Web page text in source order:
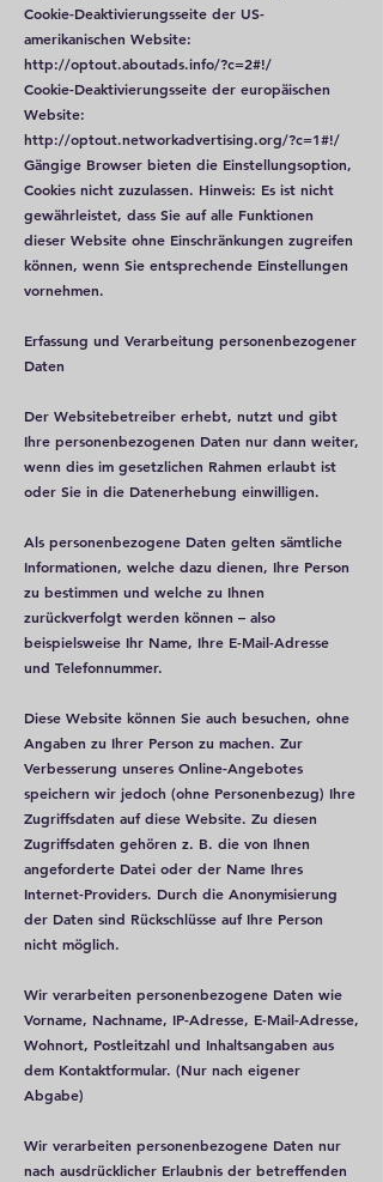
Cookie-Deaktivierungsseite der US-
amerikanischen Website:
http://optout.aboutads.info/?c=2#!/
Cookie-Deaktivierungsseite der europäischen
Website:
http://optout.networkadvertising.org/?c=1#!/
Gängige Browser bieten die Einstellungsoption,
Cookies nicht zuzulassen. Hinweis: Es ist nicht
gewährleistet, dass Sie auf alle Funktionen
dieser Website ohne Einschränkungen zugreifen
können, wenn Sie entsprechende Einstellungen
vornehmen.
Erfassung und Verarbeitung personenbezogener
Daten
Der Websitebetreiber erhebt, nutzt und gibt
Ihre personenbezogenen Daten nur dann weiter,
wenn dies im gesetzlichen Rahmen erlaubt ist
oder Sie in die Datenerhebung einwilligen.
Als personenbezogene Daten gelten sämtliche
Informationen, welche dazu dienen, Ihre Person
zu bestimmen und welche zu Ihnen
zurückverfolgt werden können – also
beispielsweise Ihr Name, Ihre E-Mail-Adresse
und Telefonnummer.
Diese Website können Sie auch besuchen, ohne
Angaben zu Ihrer Person zu machen. Zur
Verbesserung unseres Online-Angebotes
speichern wir jedoch (ohne Personenbezug) Ihre
Zugriffsdaten auf diese Website. Zu diesen
Zugriffsdaten gehören z. B. die von Ihnen
angeforderte Datei oder der Name Ihres
Internet-Providers. Durch die Anonymisierung
der Daten sind Rückschlüsse auf Ihre Person
nicht möglich.
Wir verarbeiten personenbezogene Daten wie
Vorname, Nachname, IP-Adresse, E-Mail-Adresse,
Wohnort, Postleitzahl und Inhaltsangaben aus
dem Kontaktformular. (Nur nach eigener
Abgabe)
Wir verarbeiten personenbezogene Daten nur
nach ausdrücklicher Erlaubnis der betreffenden